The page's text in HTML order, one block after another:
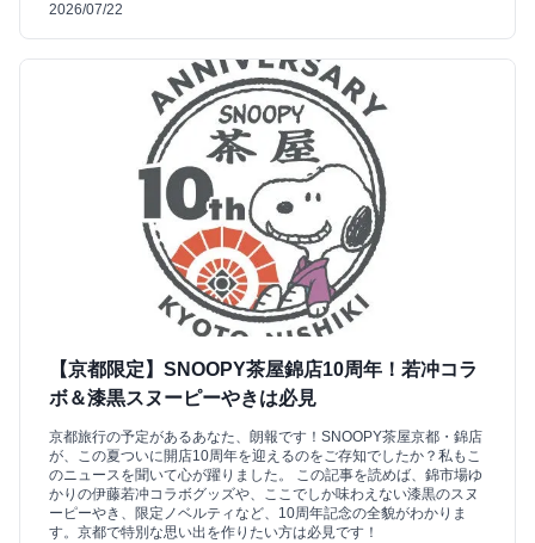
2026/07/22
【京都限定】SNOOPY茶屋錦店10周年！若冲コラ
ボ＆漆黒スヌーピーやきは必見
京都旅行の予定があるあなた、朗報です！SNOOPY茶屋京都・錦店
が、この夏ついに開店10周年を迎えるのをご存知でしたか？私もこ
のニュースを聞いて心が躍りました。 この記事を読めば、錦市場ゆ
かりの伊藤若冲コラボグッズや、ここでしか味わえない漆黒のスヌ
ーピーやき、限定ノベルティなど、10周年記念の全貌がわかりま
す。京都で特別な思い出を作りたい方は必見です！